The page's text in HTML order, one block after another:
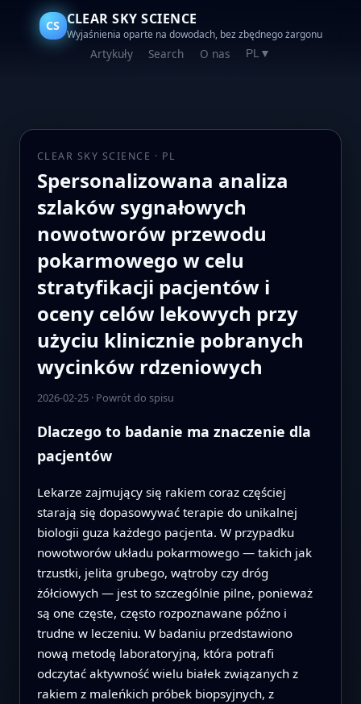
CS CLEAR SKY SCIENCE
Wyjaśnienia oparte na dowodach, bez zbędnego żargonu
Artykuły Search O nas PL▼
CLEAR SKY SCIENCE · PL
Spersonalizowana analiza
szlaków sygnałowych
nowotworów przewodu
pokarmowego w celu
stratyfikacji pacjentów i
oceny celów lekowych przy
użyciu klinicznie pobranych
wycinków rdzeniowych
2026-02-25· Powrót do spisu
Dlaczego to badanie ma znaczenie dla
pacjentów
Lekarze zajmujący się rakiem coraz częściej
starają się dopasowywać terapie do unikalnej
biologii guza każdego pacjenta. W przypadku
nowotworów układu pokarmowego — takich jak
trzustki, jelita grubego, wątroby czy dróg
żółciowych — jest to szczególnie pilne, ponieważ
są one częste, często rozpoznawane późno i
trudne w leczeniu. W badaniu przedstawiono
nową metodę laboratoryjną, która potrafi
odczytać aktywność wielu białek związanych z
rakiem z maleńkich próbek biopsyjnych, z